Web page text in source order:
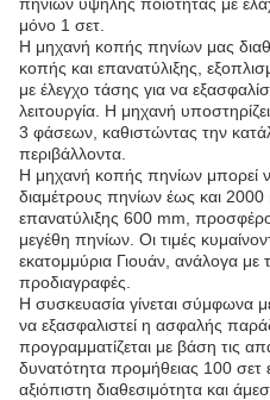
μόνο 1 σετ.
Η μηχανή κοπής πηνίων μας
κοπής και επανατύλιξης,
με έλεγχο τάσης για να
λειτουργία. Η μηχανή
3 φάσεων, καθιστώντας την
περιβάλλοντα.
Η μηχανή κοπής πηνίων μπορεί να
διαμέτρους πηνίων έως και 2000
επανατύλιξης 600 mm,
μεγέθη πηνίων. Οι τιμές
εκατομμύρια Γιουάν, ανάλογα με
προδιαγραφές.
Η συσκευασία γίνεται σύμφωνα
να εξασφαλιστεί η ασφαλής
προγραμματίζεται με βάση τις
δυνατότητα προμήθειας 100 σετ
αξιόπιστη διαθεσιμότητα και